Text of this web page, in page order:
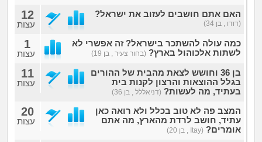
יוקר המחיה
גאווה
האם אתם חושבים לעזוב את ישראל?
(דודו , בן 34)
12
עצות
כמה עולה להשתכר בישראל? זה אפשרי לא
לשתות אלכוהול בארץ? (בחור צעיר , בן 19)
1
עצות
בן 36 וחושש לצאת מהבית של ההורים
בגלל ההוצאות והרצון לקנות בית
בעתיד, מה לעשות? (דניאללל , בן 36)
11
עצות
המצב פה לא טוב בכלל ולא רואה כאן
עתיד, חושב לרדת מהארץ, מה אתם
אומרים? (Itay , בן 20)
20
עצות